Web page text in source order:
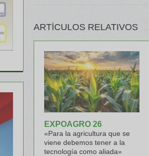
ARTÍCULOS RELATIVOS
EXPOAGRO 26
«Para la agricultura que se
viene debemos tener a la
tecnología como aliada»